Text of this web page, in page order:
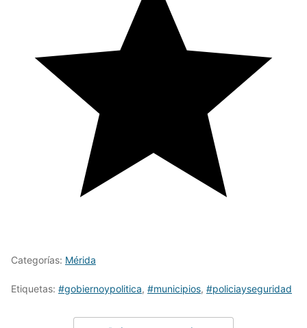
Categorías: Mérida
Etiquetas: #gobiernoypolitica, #municipios, #policiayseguridad